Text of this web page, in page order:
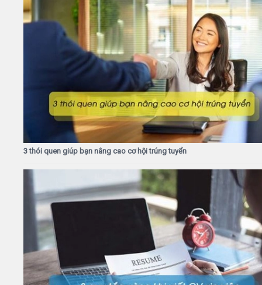
3 thói quen giúp bạn nâng cao cơ hội trúng tuyển